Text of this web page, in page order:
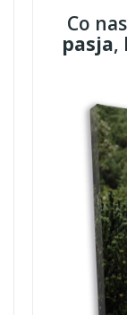
Co
pasja,